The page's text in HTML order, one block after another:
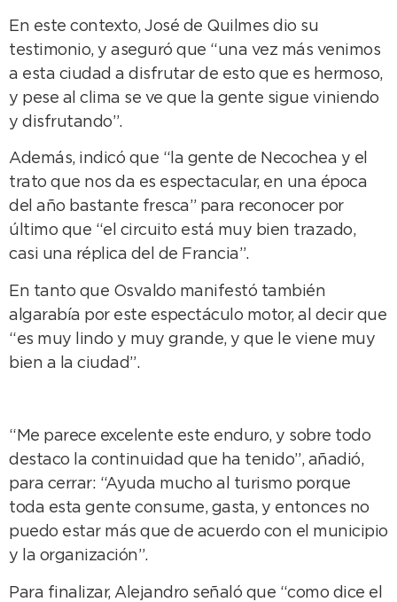
En este contexto, José de Quilmes dio su
testimonio, y aseguró que “una vez más venimos
a esta ciudad a disfrutar de esto que es hermoso,
y pese al clima se ve que la gente sigue viniendo
y disfrutando”.
Además, indicó que “la gente de Necochea y el
trato que nos da es espectacular, en una época
del año bastante fresca” para reconocer por
último que “el circuito está muy bien trazado,
casi una réplica del de Francia”.
En tanto que Osvaldo manifestó también
algarabía por este espectáculo motor, al decir que
“es muy lindo y muy grande, y que le viene muy
bien a la ciudad”.
“Me parece excelente este enduro, y sobre todo
destaco la continuidad que ha tenido”, añadió,
para cerrar: “Ayuda mucho al turismo porque
toda esta gente consume, gasta, y entonces no
puedo estar más que de acuerdo con el municipio
y la organización”.
Para finalizar, Alejandro señaló que “como dice el